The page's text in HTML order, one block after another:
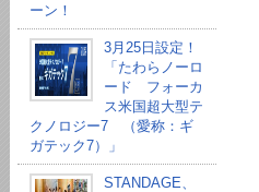
ーン！
3月25日設定！
「たわらノーロ
ード フォーカ
ス米国超大型テ
クノロジー7 （愛称：ギ
ガテック7）」
STANDAGE、